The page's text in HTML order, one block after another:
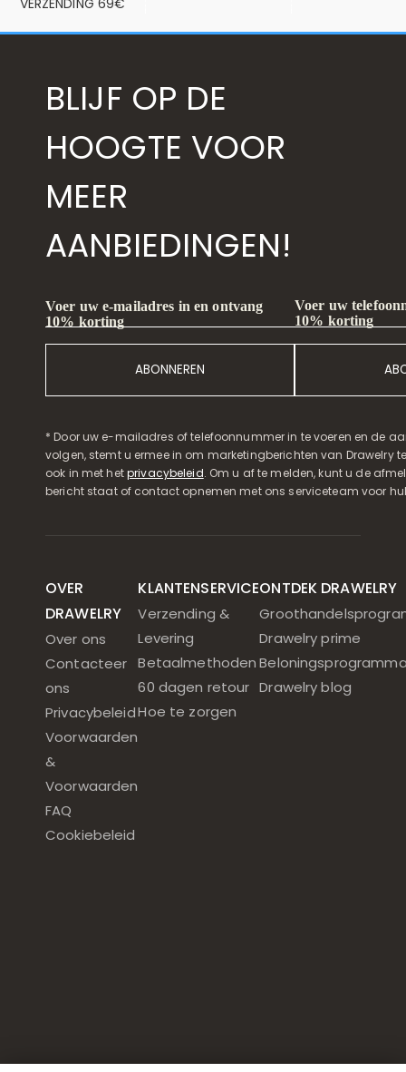
VERZENDING 69€
BLIJF OP DE
HOOGTE VOOR
MEER
AANBIEDINGEN!
Voer uw e-mailadres in en ontvang
10% korting
ABONNEREN
Voer uw
10% korting
* Door uw e-mailadres of telefoonnummer in te voeren en de
volgen, stemt u ermee in om marketingberichten van Drawelry
ook in met hetprivacybeleid. Om u af te melden, kunt u de
bericht staat of contact opnemen met ons serviceteam voor
OVER
DRAWELRY
Over ons
Contacteer
ons
Privacybeleid
Voorwaarden
&
Voorwaarden
FAQ
Cookiebeleid
KLANTENSERVICE
Verzending &
Levering
Betaalmethoden
60 dagen retour
Hoe te zorgen
ONTDEK DRAWELRY
Drawelry prime
Drawelry blog